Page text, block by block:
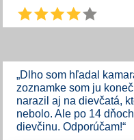
„Dlho som hľadal
zoznamke som ju
narazil aj na dievčatá,
nebolo. Ale po 14
dievčinu. Odporúčam!“